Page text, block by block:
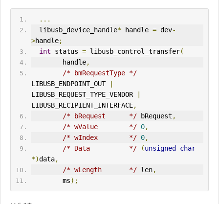
...
  libusb_device_handle
* handle = dev-
>handle;
int status = libusb_control_transfer(
        handle
,
/* bmRequestType */
LIBUSB_ENDPOINT_ OUT
LIBUSB_REQUEST_TYPE_VENDOR
LIBUSB_RECIPIENT_INTERFACE,
/* bRequest
      */
bRequest ,
/* wValue        */ 0,
/* wIndex        */ 0,
/* Data          */
(unsigned
char
*)data,
/* wLength       */ len,
        ms
);